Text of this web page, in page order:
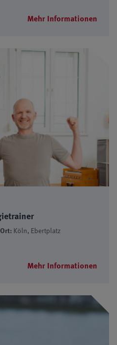
Mehr Informationen
Ort: Köln, Ebertplatz
Mehr Informationen